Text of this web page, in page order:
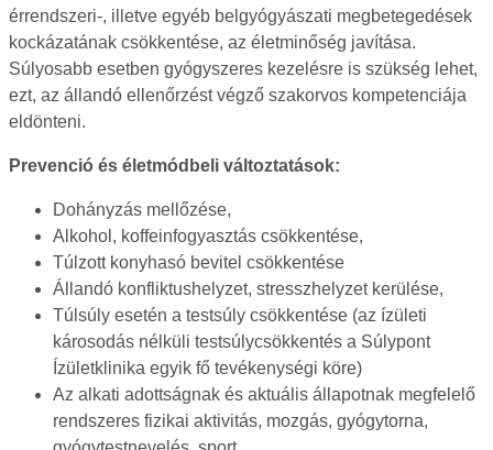
érrendszeri-, illetve egyéb belgyógyászati megbetegedések
kockázatának csökkentése, az életminőség javítása.
Súlyosabb esetben gyógyszeres kezelésre is szükség lehet,
ezt, az állandó ellenőrzést végző szakorvos kompetenciája
eldönteni.
Prevenció és életmódbeli változtatások:
Dohányzás mellőzése,
Alkohol, koffeinfogyasztás csökkentése,
Túlzott konyhasó bevitel csökkentése
Állandó konfliktushelyzet, stresszhelyzet kerülése,
Túlsúly esetén a testsúly csökkentése (az ízületi
károsodás nélküli testsúlycsökkentés a Súlypont
Ízületklinika egyik fő tevékenységi köre)
Az alkati adottságnak és aktuális állapotnak megfelelő
rendszeres fizikai aktivitás, mozgás, gyógytorna,